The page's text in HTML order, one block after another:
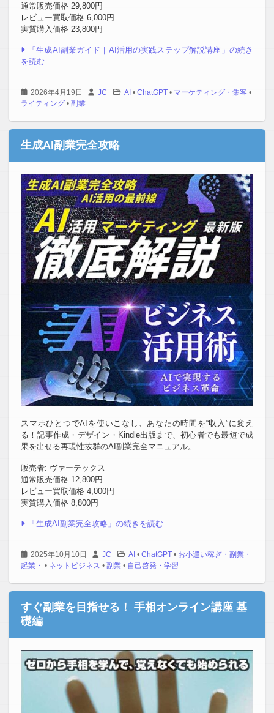
通常販売価格 29,800円
レビュー買取価格 6,000円
実質購入価格 23,800円
「生成AI副業ガイド｜AI活用の実践ステップ解説講座」の続き
を読む
2026年4月19日 JC AI • ChatGPT • マーケティング・集客 •
ライティング • 副業
生成AI副業完全攻略
スマホひとつでAIを使いこなし、あなたの時間を“収入”に変え
る！記事作成・デザイン・Kindle出版まで、初心者でも最短で成
果を出せる再現性抜群のAI副業完全マニュアル。
販売者: ヴァーテックス
通常販売価格 12,800円
レビュー買取価格 4,000円
実質購入価格 8,800円
「生成AI副業完全攻略」の続きを読む
2025年10月10日 JC AI • ChatGPT • お小遣い稼ぎ・副業・
起業・ • ネットビジネス • 副業 • 自己啓発・学習
すぐ副業を目指せる！ 手相オンライン講座 基
礎編